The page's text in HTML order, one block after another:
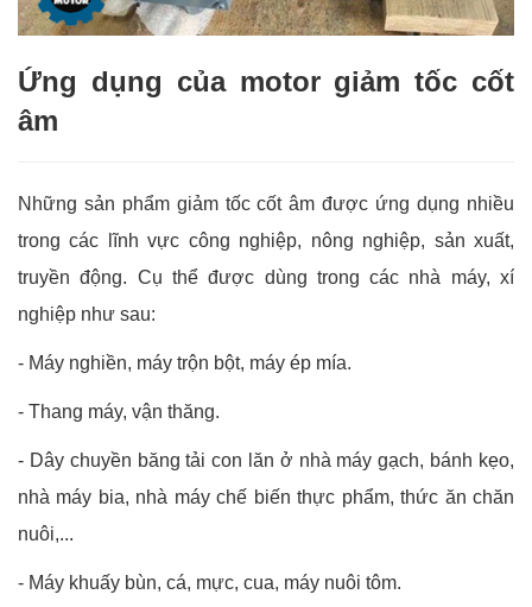
Ứng dụng của motor giảm tốc cốt
âm
Những sản phẩm giảm tốc cốt âm được ứng dụng nhiều
trong các lĩnh vực công nghiệp, nông nghiệp, sản xuất,
truyền động. Cụ thể được dùng trong các nhà máy, xí
nghiệp như sau:
- Máy nghiền, máy trộn bột, máy ép mía.
- Thang máy, vận thăng.
- Dây chuyền băng tải con lăn ở nhà máy gạch, bánh kẹo,
nhà máy bia, nhà máy chế biến thực phẩm, thức ăn chăn
nuôi,...
- Máy khuấy bùn, cá, mực, cua, máy nuôi tôm.